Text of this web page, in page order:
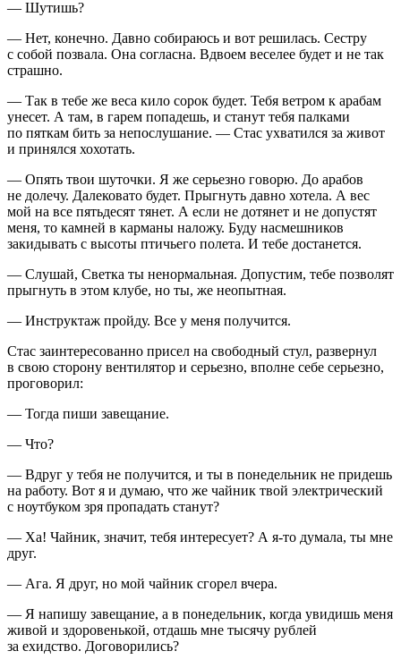
— Шутишь?
— Нет, конечно. Давно собираюсь и вот решилась. Сестру
с собой позвала. Она согласна. Вдвоем веселее будет и не так
страшно.
— Так в тебе же веса кило сорок будет. Тебя ветром к арабам
унесет. А там, в гарем попадешь, и станут тебя палками
по пяткам бить за непослушание. — Стас ухватился за живот
и принялся хохотать.
— Опять твои шуточки. Я же серьезно говорю. До арабов
не долечу. Далековато будет. Прыгнуть давно хотела. А вес
мой на все пятьдесят тянет. А если не дотянет и не допустят
меня, то камней в карманы наложу. Буду насмешников
закидывать с высоты птичьего полета. И тебе достанется.
— Слушай, Светка ты ненормальная. Допустим, тебе позволят
прыгнуть в этом клубе, но ты, же неопытная.
— Инструктаж пройду. Все у меня получится.
Стас заинтересованно присел на свободный стул, развернул
в свою сторону вентилятор и серьезно, вполне себе серьезно,
проговорил:
— Тогда пиши завещание.
— Что?
— Вдруг у тебя не получится, и ты в понедельник не придешь
на работу. Вот я и думаю, что же чайник твой электрический
с ноутбуком зря пропадать станут?
— Ха! Чайник, значит, тебя интересует? А я-то думала, ты мне
друг.
— Ага. Я друг, но мой чайник сгорел вчера.
— Я напишу завещание, а в понедельник, когда увидишь меня
живой и здоровенькой, отдашь мне тысячу рублей
за ехидство. Договорились?